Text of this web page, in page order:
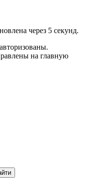
через 5 секунд.
на главную